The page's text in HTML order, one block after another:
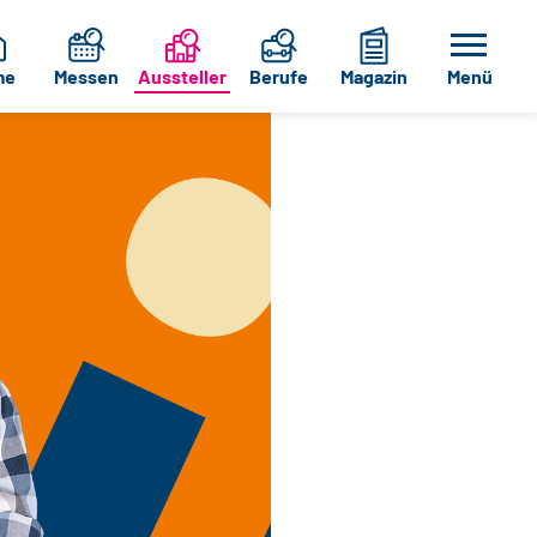
Messen Aussteller Berufe Magazin Menü